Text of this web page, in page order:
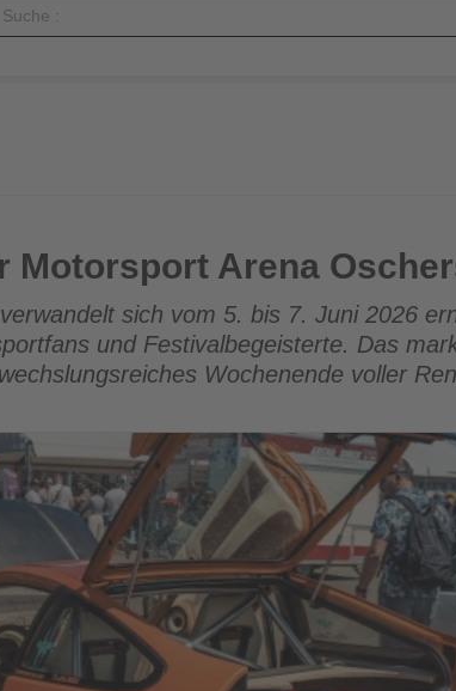
Motorsport Arena
sich vom 5. bis 7. Juni 2026
und Festivalbegeisterte. Das
Wochenende voller